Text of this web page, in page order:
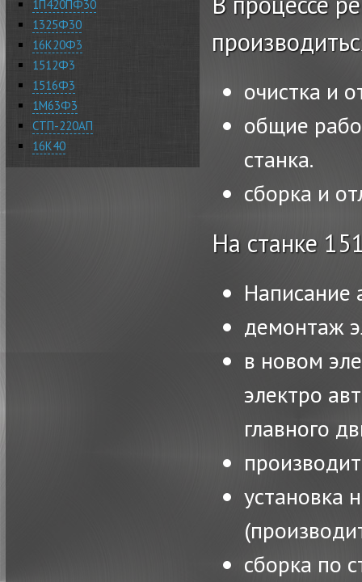
1П420ПФ30
1325Ф30
16К20Ф3
1512Ф3
1516Ф3
1М63Ф3
СТП-220АП
16К40
очистка и
общие
станка.
сборка и
На станке
Написание
демонтаж
в новом
электро
главного
установка
сборка по